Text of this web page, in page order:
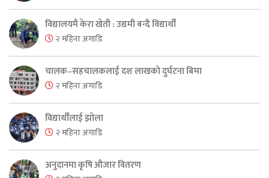
विद्यालयमै केरा खेती : उद्यमी बन्दै विद्यार्थी
२ महिना अगाडि
चालक–सहचालकलाई दश लाखको दुर्घटना बिमा
२ महिना अगाडि
विद्यार्थीलाई झोला
२ महिना अगाडि
अनुदानमा कृषि औजार वितरण